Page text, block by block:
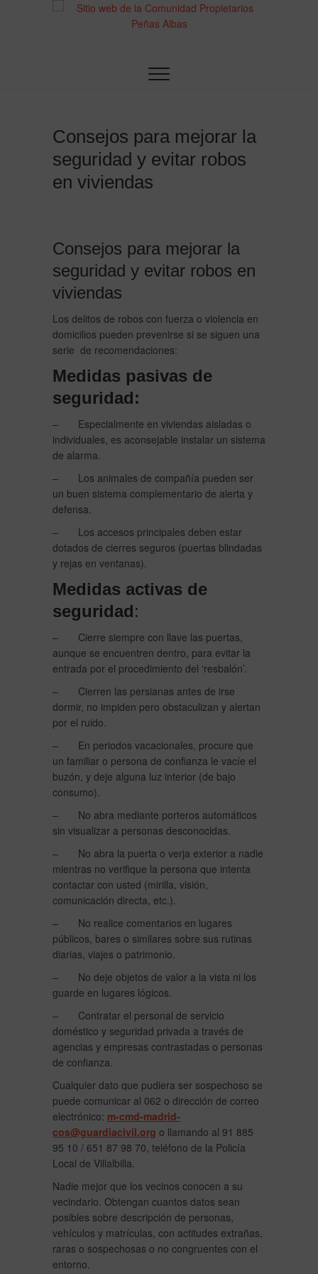
Comunidad
Peñas Albas
Consejos para mejorar la
seguridad y evitar robos
en viviendas
Consejos para mejorar la
seguridad y evitar robos en
viviendas
Los delitos de robos con fuerza o violencia en
domicilios pueden prevenirse si se siguen una
serie de recomendaciones:
Medidas pasivas de
seguridad:
– Especialmente en viviendas aisladas o
individuales, es aconsejable instalar un sistema
de alarma.
– Los animales de compañía pueden ser
un buen sistema complementario de alerta y
defensa.
– Los accesos principales deben estar
dotados de cierres seguros (puertas blindadas
y rejas en ventanas).
Medidas activas de
seguridad:
– Cierre siempre con llave las puertas,
aunque se encuentren dentro, para evitar la
entrada por el procedimiento del ‘resbalón’.
– Cierren las persianas antes de irse
dormir, no impiden pero obstaculizan y alertan
por el ruido.
– En periodos vacacionales, procure que
un familiar o persona de confianza le vacíe el
buzón, y deje alguna luz interior (de bajo
consumo).
– No abra mediante porteros automáticos
sin visualizar a personas desconocidas.
– No abra la puerta o verja exterior a nadie
mientras no verifique la persona que intenta
contactar con usted (mirilla, visión,
comunicación directa, etc.).
– No realice comentarios en lugares
públicos, bares o similares sobre sus rutinas
diarias, viajes o patrimonio.
– No deje objetos de valor a la vista ni los
guarde en lugares lógicos.
– Contratar el personal de servicio
doméstico y seguridad privada a través de
agencias y empresas contrastadas o personas
de confianza.
Cualquier dato que pudiera ser sospechoso se
puede comunicar al 062 o dirección de correo
electrónico: m-cmd-madrid-
cos@guardiacivil.org o llamando al 91 885
95 10 / 651 87 98 70, teléfono de la Policía
Local de Villalbilla.
Nadie mejor que los vecinos conocen a su
vecindario. Obtengan cuantos datos sean
posibles sobre descripción de personas,
vehículos y matrículas, con actitudes extrañas,
raras o sospechosas o no congruentes con el
entorno.